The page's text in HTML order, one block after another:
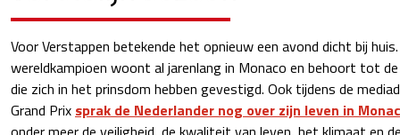
Voor Verstappen betekende het opnieuw een avond dicht bij
wereldkampioen woont al jarenlang in Monaco en behoort tot
die zich in het prinsdom hebben gevestigd. Ook tijdens de
Grand Prix sprak de Nederlander nog over zijn leven in